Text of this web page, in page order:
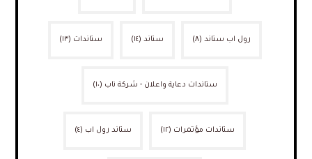
رول اب ستاند (٨) ستاند (١٤) ستاندات (١٣)
ستاندات دعاية واعلان - شركة ناب (١٠)
ستاندات مؤتمرات (١٢) ستاند رول اب (٤)